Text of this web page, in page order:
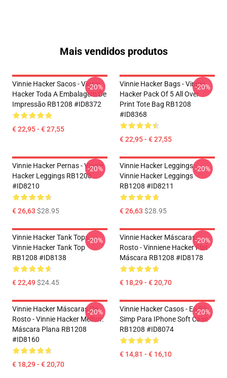
Mais vendidos produtos
Vinnie Hacker Sacos - Vinnie
Hacker Toda A Embalagem De
Impressão RB1208 #ID8372
€ 22,95 - € 27,55
-20%
Vinnie Hacker Bags - Vinnie
Hacker Pack Of 5 All Over
Print Tote Bag RB1208
#ID8368
€ 22,95 - € 27,55
-20%
Vinnie Hacker Pernas - Vinnie
Hacker Leggings RB1208
#ID8210
€ 26,63 $28.95
-20%
Vinnie Hacker Leggings -
Vinnie Hacker Leggings
RB1208 #ID8211
€ 26,63 $28.95
-20%
Vinnie Hacker Tank Tops -
Vinnie Hacker Tank Top
RB1208 #ID8138
€ 22,49$24.45
-20%
Vinnie Hacker Máscaras
Rosto - Vinniene Hacker Flat
Máscara RB1208 #ID8178
€ 18,29 - € 20,70
-20%
Vinnie Hacker Máscaras De
Rosto - Vinnie Hacker Melhor.
Máscara Plana RB1208
#ID8160
€ 18,29 - € 20,70
-20%
Vinnie Hacker Casos - Eu Só
Simp Para IPhone Soft Case
RB1208 #ID8074
€ 14,81 - € 16,10
-20%